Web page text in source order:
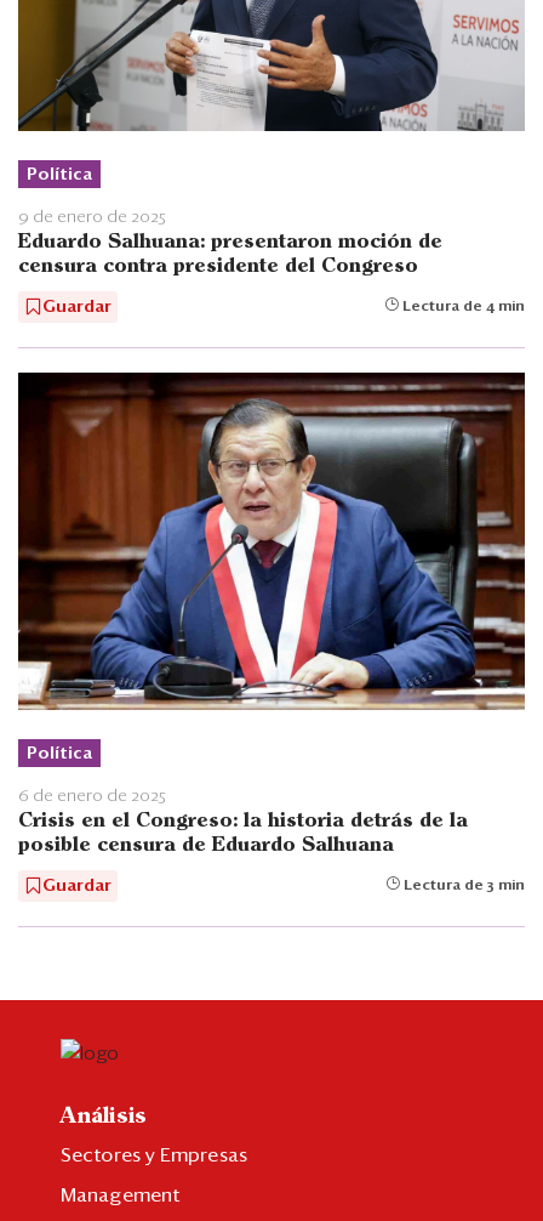
Política
9 de enero de 2025
Eduardo Salhuana: presentaron moción de
censura contra presidente del Congreso
Guardar Lectura de 4 min
Política
6 de enero de 2025
Crisis en el Congreso: la historia detrás de la
posible censura de Eduardo Salhuana
Guardar Lectura de 3 min
Análisis
Sectores y Empresas
Management